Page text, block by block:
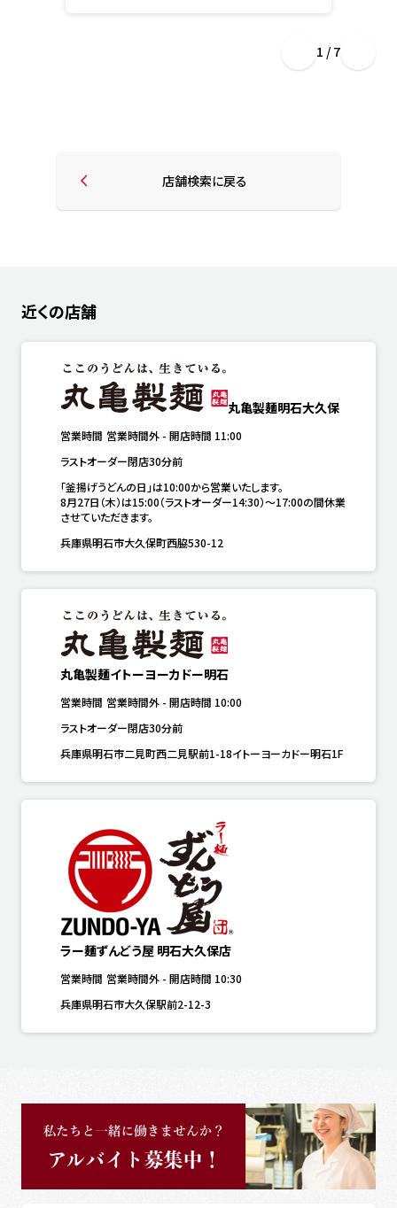
1 / 7
店舗検索に戻る
近くの店舗
丸亀製麺明石大久保
営業時間 営業時間外 - 開店時間 11:00
ラストオーダー閉店30分前
「釜揚げうどんの日」は10:00から営業いたします。
8月27日（木）は15:00（ラストオーダー14:30）～17:00の間休業
させていただきます。
兵庫県明石市大久保町西脇530-12
丸亀製麺イトーヨーカドー明石
営業時間 営業時間外 - 開店時間 10:00
ラストオーダー閉店30分前
兵庫県明石市二見町西二見駅前1-18イトーヨーカドー明石1F
ラー麺ずんどう屋 明石大久保店
営業時間 営業時間外 - 開店時間 10:30
兵庫県明石市大久保駅前2-12-3